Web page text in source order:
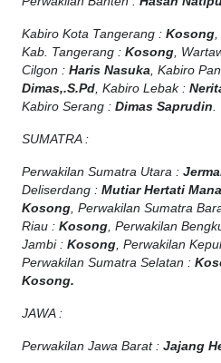
Kabiro Kota Tangerang : Kosong
Kab. Tangerang : Kosong ,
Cilgon : Haris Nasuka , Kabiro
Dimas,.S.Pd , Kabiro Lebak :
Kabiro Serang : Dimas Saprudin
SUMATRA :
Perwakilan Sumatra Utara :
Deliserdang : Mutiar Hertati
Kosong , Perwakilan Sumatra
Riau : Kosong , Perwakilan
Jambi : Kosong , Perwakilan
Perwakilan Sumatra Selatan :
Kosong.
JAWA :
Perwakilan Jawa Barat : Jajang